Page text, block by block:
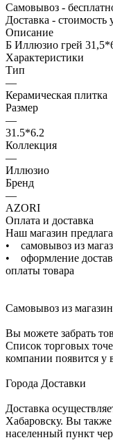
Самовывоз -
Доставка - стоимость
Описание
Б Иллюзио грей
Характеристики
Тип
—
Керамическая плитка
Размер
—
31.5*6.2
Коллекция
—
Иллюзио
Бренд
—
AZORI
Оплата и доставка
Наш магазин
• самовывоз из
• оформление
оплаты товара
Самовывоз из
Вы можете забрать
Список торговых
компании появится у
Города Доставки
Доставка
Хабаровску. Вы также
населенный пункт